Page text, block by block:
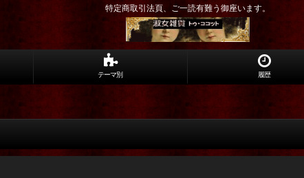
特定商取引法頁、ご一読有難う御座います。
テーマ別 履歴